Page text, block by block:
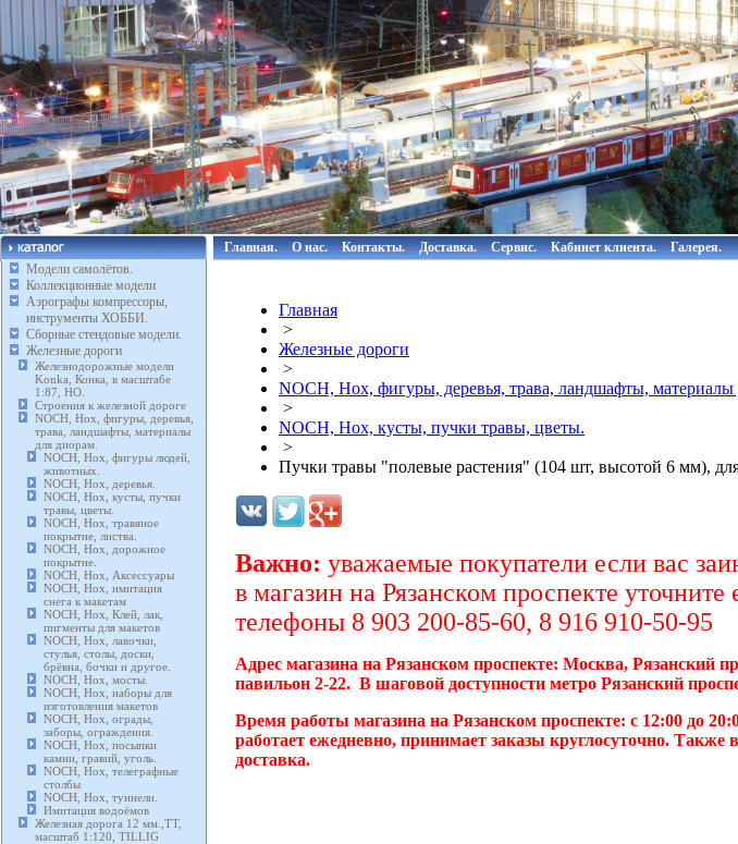
Модели самолётов.
Коллекционные модели
Аэрографы компрессоры,
инструменты ХОББИ.
Сборные стендовые модели.
Железные дороги
Железнодорожные модели
Konka, Конка, в масштабе
1:87, HO.
Строения к железной дороге
NOCH, Нох, фигуры, деревья,
трава, ландшафты, материалы
для диорам.
NOCH, Нох, фигуры людей,
животных.
NOCH, Нох, деревья.
NOCH, Нох, кусты, пучки
травы, цветы.
NOCH, Нох, травяное
покрытие, листва.
NOCH, Нох, дорожное
покрытие.
NOCH, Нох, Аксессуары
NOCH, Нох, имитация
снега к макетам
NOCH, Нох, Клей, лак,
пигменты для макетов
NOCH, Нох, лавочки,
стулья, столы, доски,
брёвна, бочки и другое.
NOCH, Нох, мосты.
NOCH, Нох, наборы для
изготовления макетов
NOCH, Нох, ограды,
заборы, ограждения.
NOCH, Нох, посыпки
камни, гравий, уголь.
NOCH, Нох, телеграфные
столбы
NOCH, Нох, туннели.
Имитация водоёмов
Железная дорога 12 мм.,TT,
масштаб 1:120, TILLIG
Главная. О нас. Контакты. Доставка. Сервис. Кабинет клиента. Галерея.
Главная
>
Железные дороги
>
NOCH, Нох, фигуры, деревья, трава, ландшафты, материалы
>
NOCH, Нох, кусты, пучки травы, цветы.
>
Пучки травы "полевые растения" (104 шт, высотой 6 мм),
Важно: уважаемые покупатели если вас
в магазин на Рязанском проспекте
телефоны 8 903 200-85-60, 8 916 910-50-95
Адрес магазина на Рязанском проспекте: Москва, Рязанский
павильон 2-22. В шаговой доступности метро Рязанский
Время работы магазина на Рязанском проспекте: с 12:00
работает ежедневно, принимает заказы круглосуточно.
доставка.